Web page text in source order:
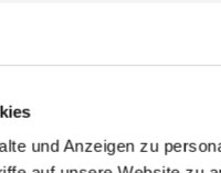
und Anzeigen zu